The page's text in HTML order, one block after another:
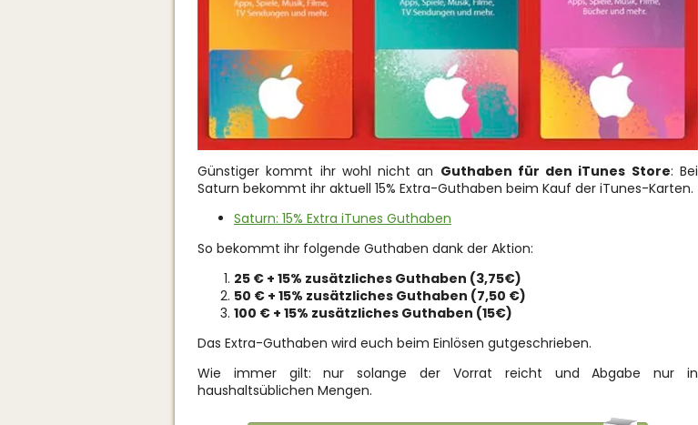
Günstiger kommt ihr wohl nicht an Guthaben für den iTunes Store: Bei
Saturn bekommt ihr aktuell 15% Extra-Guthaben beim Kauf der iTunes-Karten.
Saturn: 15% Extra iTunes Guthaben
So bekommt ihr folgende Guthaben dank der Aktion:
25 € + 15% zusätzliches Guthaben (3,75€)
50 € + 15% zusätzliches Guthaben (7,50 €)
100 € + 15% zusätzliches Guthaben (15€)
Das Extra-Guthaben wird euch beim Einlösen gutgeschrieben.
Wie immer gilt: nur solange der Vorrat reicht und Abgabe nur in
haushaltsüblichen Mengen.